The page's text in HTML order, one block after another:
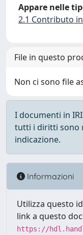
Appare nelle
2.1 Contributo
File in questo
Non ci sono file
I documenti in
tutti i diritti sono
indicazione.
Informazioni
Utilizza questo
link a questo
https://